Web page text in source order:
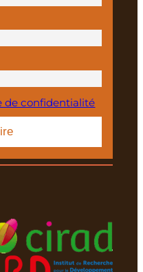
de confidentialité